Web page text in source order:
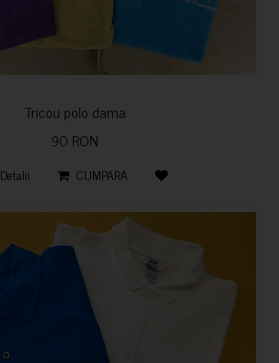
Tricou polo dama
90 RON
Detalii CUMPARA